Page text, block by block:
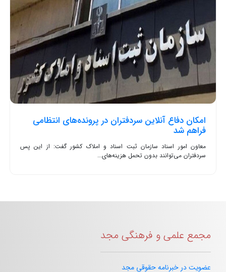
امکان دفاع آنلاین سردفتران در پرونده‌های انتظامی
فراهم شد
معاون امور اسناد سازمان ثبت اسناد و املاک کشور گفت: از این پس
سردفتران می‌توانند بدون تحمل هزینه‌های...
مجمع علمی و فرهنگی مجد
عضویت در خبرنامه حقوقی مجد